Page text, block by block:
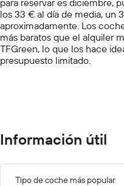
Y
axis
displaying
values.
Range:
0
los 33 € al día de media, un
aproximadamente. Los
más baratos que el alquiler
TFGreen, lo que los hace
presupuesto limitado.
Información útil
Tipo de coche más popular